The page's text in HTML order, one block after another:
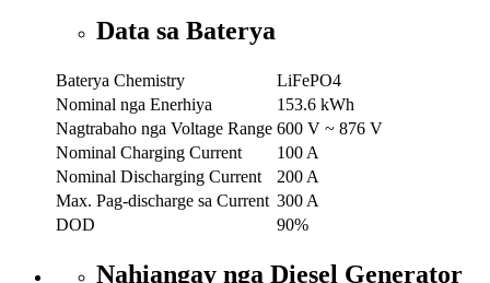
Data sa Baterya
Baterya Chemistry
LiFePO4
Nominal nga Enerhiya
153.6 kWh
Nagtrabaho nga Voltage Range 600 V ~ 876 V
Nominal Charging Current
100 A
Nominal Discharging Current
200 A
Max. Pag-discharge sa Current 300 A
DOD
90%
Nahiangay nga Diesel Generator